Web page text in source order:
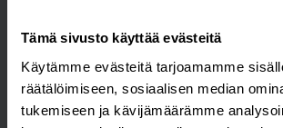
Tämä sivusto käyttää evästeitä
Käytämme evästeitä tarjoamamme
räätälöimiseen, sosiaalisen median
tukemiseen ja kävijämäärämme